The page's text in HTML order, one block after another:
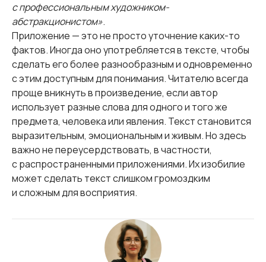
с профессиональным художником-
абстракционистом».
Приложение — это не просто уточнение каких-то
фактов. Иногда оно употребляется в тексте, чтобы
сделать его более разнообразным и одновременно
с этим доступным для понимания. Читателю всегда
проще вникнуть в произведение, если автор
использует разные слова для одного и того же
предмета, человека или явления. Текст становится
выразительным, эмоциональным и живым. Но здесь
важно не переусердствовать, в частности,
с распространенными приложениями. Их изобилие
может сделать текст слишком громоздким
и сложным для восприятия.